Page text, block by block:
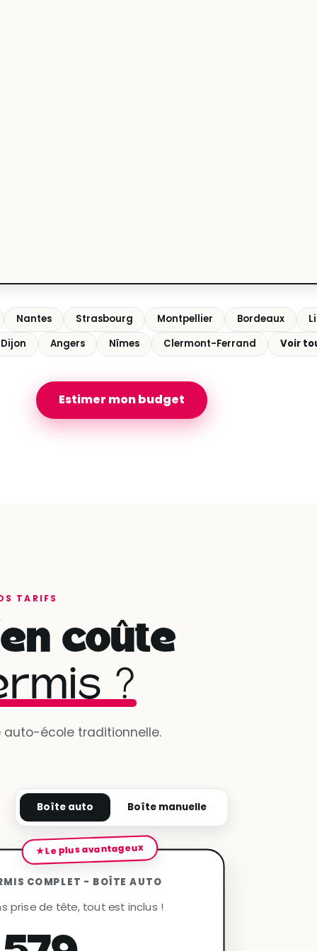
Nantes Strasbourg Montpellier Bordeaux
Dijon Angers Nîmes Clermont-Ferrand Voir
Estimer mon budget
TARIFS
coûte
?
auto-école traditionnelle.
Boîte auto Boîte manuelle
★ Le plus avantageux
COMPLET - BOÎTE AUTO
prise de tête, tout est inclus !